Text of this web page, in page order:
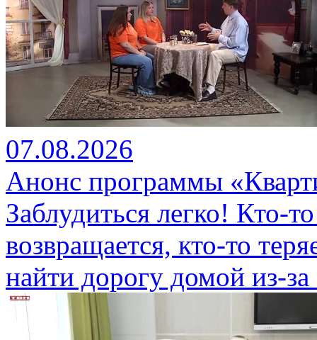
07.08.2026
Анонс программы
Заблудиться легко! Кто-
возвращается, кто-то
найти дорогу домой из-за